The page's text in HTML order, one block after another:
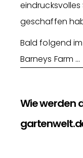
geschaffen
Bald folgend
Barneys Farm …
Wie werden